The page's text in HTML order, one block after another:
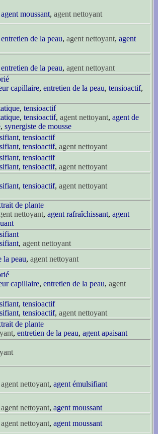
agent moussant, agent nettoyant
entretien de la peau, agent nettoyant, agent
entretien de la peau, agent nettoyant
capillaire, entretien de la peau, tensioactif,
, tensioactif
, tensioactif, agent nettoyant, agent de
, synergiste de mousse
, tensioactif
, tensioactif, agent nettoyant
, tensioactif
, tensioactif, agent nettoyant
, tensioactif, agent nettoyant
de plante
nettoyant, agent rafraîchissant, agent
, agent nettoyant
la peau, agent nettoyant
capillaire, entretien de la peau, agent
, tensioactif
, tensioactif, agent nettoyant
de plante
, entretien de la peau, agent apaisant
agent nettoyant, agent émulsifiant
agent nettoyant, agent moussant
agent nettoyant, agent moussant